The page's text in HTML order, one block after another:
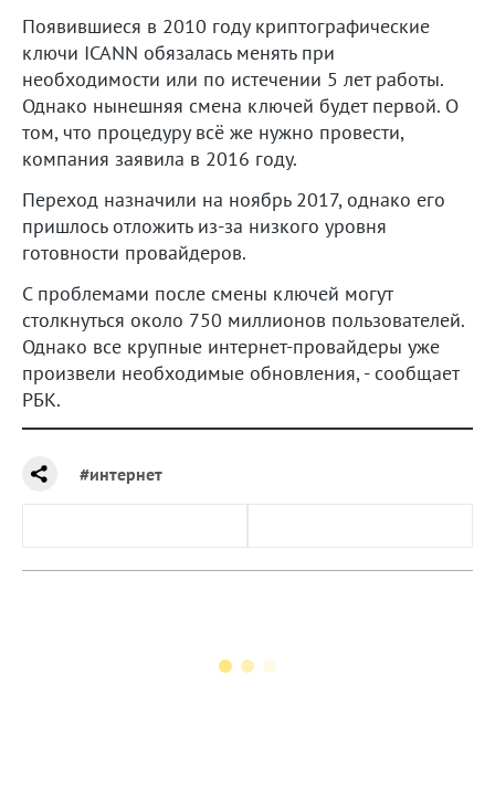
Появившиеся в 2010 году криптографические
ключи ICANN обязалась менять при
необходимости или по истечении 5 лет работы.
Однако нынешняя смена ключей будет первой. О
том, что процедуру всё же нужно провести,
компания заявила в 2016 году.
Переход назначили на ноябрь 2017, однако его
пришлось отложить из-за низкого уровня
готовности провайдеров.
С проблемами после смены ключей могут
столкнуться около 750 миллионов пользователей.
Однако все крупные интернет-провайдеры уже
произвели необходимые обновления, - сообщает
РБК.
#интернет